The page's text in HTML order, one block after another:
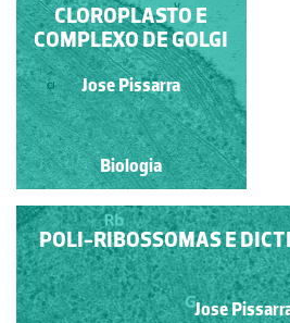
ULTRAESTRUTURA
DE CÉLULAS
VEGETAIS
Jose Pissarra
Biologia
CLOROPLASTO E
COMPLEXO DE GOLGI
Jose Pissarra
Biologia
POLI-RIBOSSOMAS E
Jose